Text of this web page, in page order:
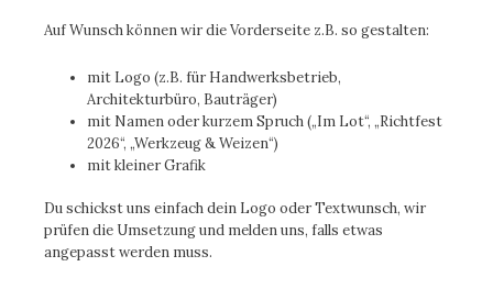
Auf Wunsch können wir die Vorderseite z.B. so gestalten:
mit Logo (z.B. für Handwerksbetrieb,
Architekturbüro, Bauträger)
mit Namen oder kurzem Spruch („Im Lot“, „Richtfest
2026“, „Werkzeug & Weizen“)
mit kleiner Grafik
Du schickst uns einfach dein Logo oder Textwunsch, wir
prüfen die Umsetzung und melden uns, falls etwas
angepasst werden muss.